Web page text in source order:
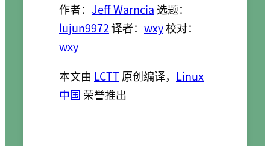
作者： Jeff Warncia 选题：
lujun9972译者： wxy校对：
wxy
本文由 LCTT原创编译， Linux
中国 荣誉推出